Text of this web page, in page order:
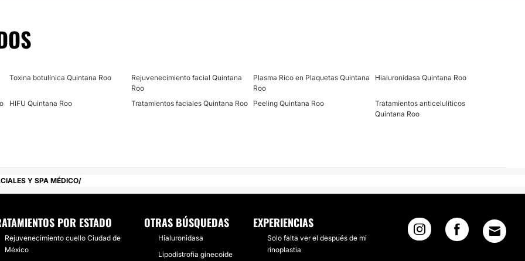
Toxina botulínica Quintana Roo
Rejuvenecimiento facial Quintana
Roo
Plasma Rico en Plaquetas Quintana
Roo
Hialuronidasa Quintana Roo
HIFU Quintana Roo Tratamientos faciales Quintana Roo Peeling Quintana Roo
Tratamientos anticelulíticos
Quintana Roo
Y SPA MÉDICO
POR ESTADO
Rejuvenecimiento cuello Ciudad de
México
OTRAS BÚSQUEDAS
Hialuronidasa
Lipodistrofia ginecoide
EXPERIENCIAS
Solo falta ver el después de mi
rinoplastia